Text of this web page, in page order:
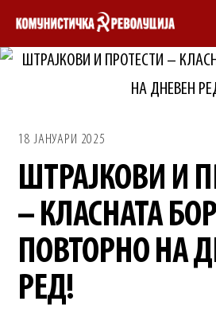
Skip
content
18 ЈАНУАРИ 2025
ШТРАЈКОВИ И
– КЛАСНАТА
ПОВТОРНО НА
РЕД!